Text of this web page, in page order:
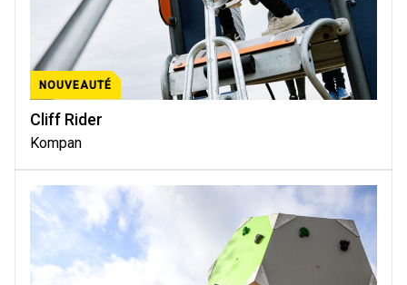
NOUVEAUTÉ
Cliff Rider
Kompan